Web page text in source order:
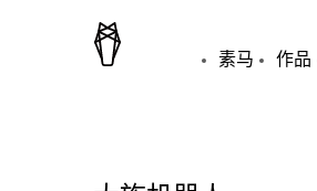
素马 作品